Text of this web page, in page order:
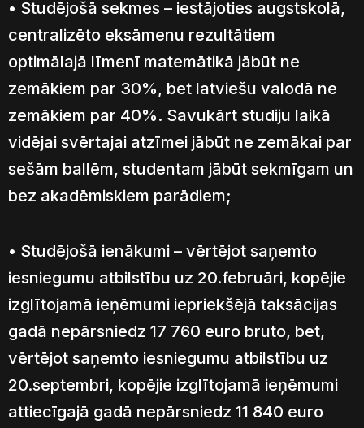
• Studējošā sekmes – iestājoties augstskolā,
centralizēto eksāmenu rezultātiem
optimālajā līmenī matemātikā jābūt ne
zemākiem par 30%, bet latviešu valodā ne
zemākiem par 40%. Savukārt studiju laikā
vidējai svērtajai atzīmei jābūt ne zemākai par
sešām ballēm, studentam jābūt sekmīgam un
bez akadēmiskiem parādiem;
• Studējošā ienākumi – vērtējot saņemto
iesniegumu atbilstību uz 20.februāri, kopējie
izglītojamā ieņēmumi iepriekšējā taksācijas
gadā nepārsniedz 17 760 euro bruto, bet,
vērtējot saņemto iesniegumu atbilstību uz
20.septembri, kopējie izglītojamā ieņēmumi
attiecīgajā gadā nepārsniedz 11 840 euro